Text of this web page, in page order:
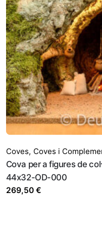
Coves, Coves i
Cova per a figures de
44x32-OD-000
269,50 €